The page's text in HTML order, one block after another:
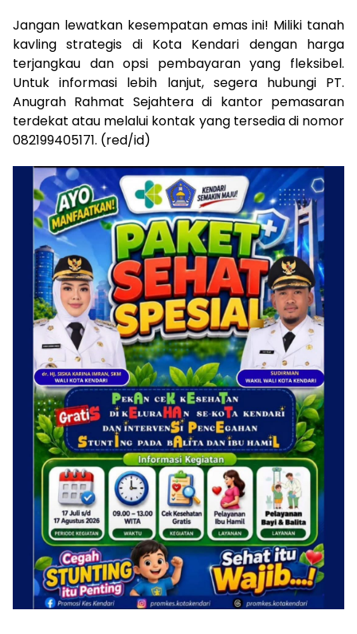
Jangan lewatkan kesempatan emas ini! Miliki tanah
kavling strategis di Kota Kendari dengan harga
terjangkau dan opsi pembayaran yang fleksibel.
Untuk informasi lebih lanjut, segera hubungi PT.
Anugrah Rahmat Sejahtera di kantor pemasaran
terdekat atau melalui kontak yang tersedia di nomor
082199405171. (red/id)